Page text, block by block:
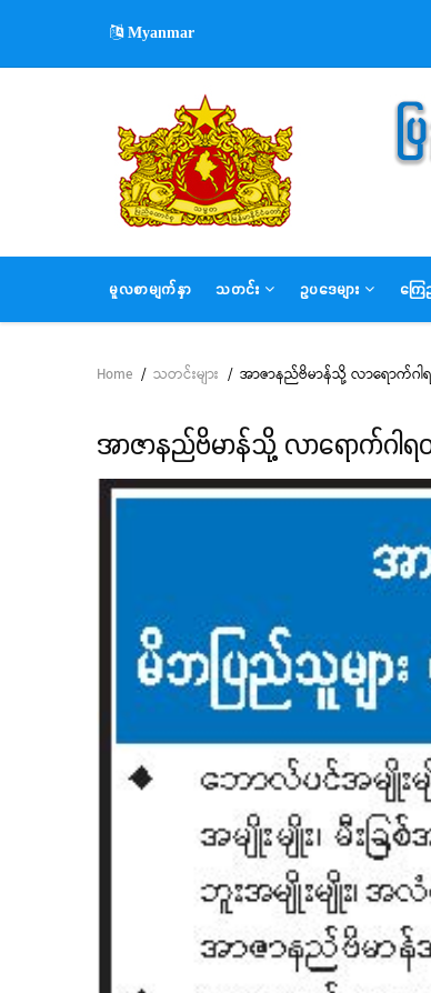
main
Myanmar
MAIN
NAVIGATION
မူလစာမျက်နှာ သတင်း ဥပဒေများ ကြ
Breadcrumb
Home / သတင်းများ / အာဇာနည်ဗိမာန်သို့ လာရောက်ဂါရ
အာဇာနည်ဗိမာန်သို့ လာရောက်ဂါရ